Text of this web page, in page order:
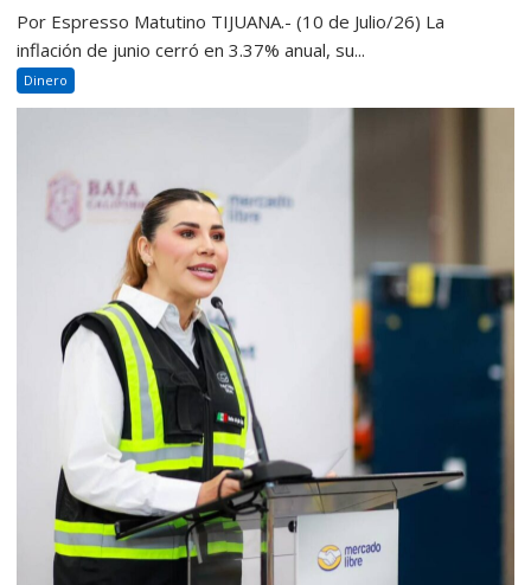
Por Espresso Matutino TIJUANA.- (10 de Julio/26) La
inflación de junio cerró en 3.37% anual, su...
Dinero